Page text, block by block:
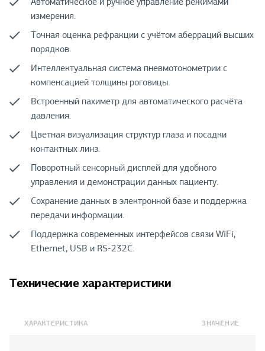
измерения.
Точная оценка рефракции с учётом аберраций высших
порядков.
Интеллектуальная система пневмотонометрии с
компенсацией толщины роговицы.
Встроенный пахиметр для автоматического расчёта
давления.
Цветная визуализация структур глаза и посадки
контактных линз.
Поворотный сенсорный дисплей для удобного
управления и демонстрации данных пациенту.
Сохранение данных в электронной базе и поддержка
передачи информации.
Поддержка современных интерфейсов связи WiFi,
Ethernet, USB и RS-232C.
Технические характеристики
ХАРАКТЕРИСТИКА ЗНАЧЕНИЕ